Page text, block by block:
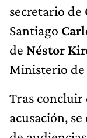
secretario de
Santiago
de Néstor
Ministerio
Tras concluir
acusación,